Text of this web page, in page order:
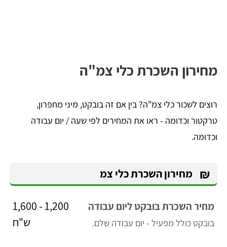
מחירון השכרת כלי צמ"ה
רוצים לשכור כלי צמ"ה? בין אם זה בובקט, מיני מחפרון,
טרקטור וכדומה - ראו את המחירים לפי שעה / יום עבודה
וכדומה.
₪ מחירון השכרת כלי צמ
מחיר השכרת בובקט ליום עבודה
בובקט כולל מפעיל - יום עבודה שלם.
1,200 - 1,600
ש"ח